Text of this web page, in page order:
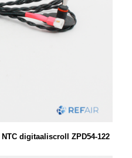
digitaaliscroll ZPD54-122